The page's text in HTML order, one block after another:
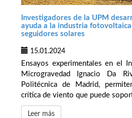
Investigadores de la UPM
ayuda a la industria
seguidores solares
15.01.2024
Ensayos experimentales en el
Microgravedad Ignacio Da
Politécnica de Madrid,
crítica de viento que puede
Leer más